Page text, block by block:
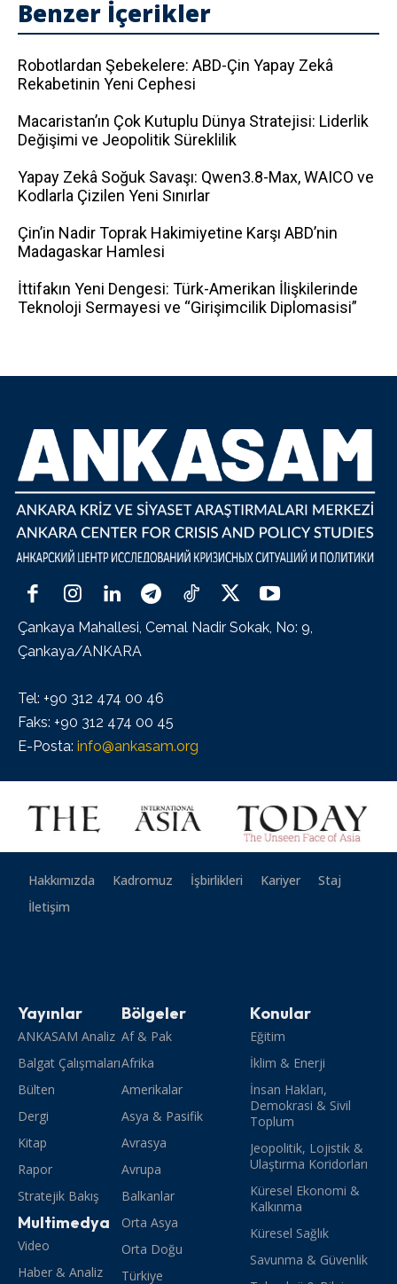
Benzer İçerikler
Robotlardan Şebekelere: ABD-Çin Yapay Zekâ
Rekabetinin Yeni Cephesi
Macaristan’ın Çok Kutuplu Dünya Stratejisi: Liderlik
Değişimi ve Jeopolitik Süreklilik
Yapay Zekâ Soğuk Savaşı: Qwen3.8-Max, WAICO ve
Kodlarla Çizilen Yeni Sınırlar
Çin’in Nadir Toprak Hakimiyetine Karşı ABD’nin
Madagaskar Hamlesi
İttifakın Yeni Dengesi: Türk-Amerikan İlişkilerinde
Teknoloji Sermayesi ve “Girişimcilik Diplomasisi”
Çankaya Mahallesi, Cemal Nadir Sokak, No: 9,
Çankaya/ANKARA
Tel: +90 312 474 00 46
Faks: +90 312 474 00 45
E-Posta: info@ankasam.org
Hakkımızda Kadromuz İşbirlikleri Kariyer
Staj
İletişim
Yayınlar
ANKASAM Analiz
Balgat Çalışmaları
Bülten
Dergi
Kitap
Rapor
Stratejik Bakış
Multimedya
Video
Haber & Analiz
Bölgeler
Af & Pak
Afrika
Amerikalar
Asya & Pasifik
Avrasya
Avrupa
Balkanlar
Orta Asya
Orta Doğu
Türkiye
Konular
Eğitim
İklim & Enerji
İnsan Hakları,
Demokrasi & Sivil
Toplum
Jeopolitik, Lojistik &
Ulaştırma Koridorları
Küresel Ekonomi &
Kalkınma
Küresel Sağlık
Savunma & Güvenlik